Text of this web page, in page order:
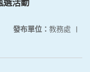
選活動
發布單位： 教務處 |